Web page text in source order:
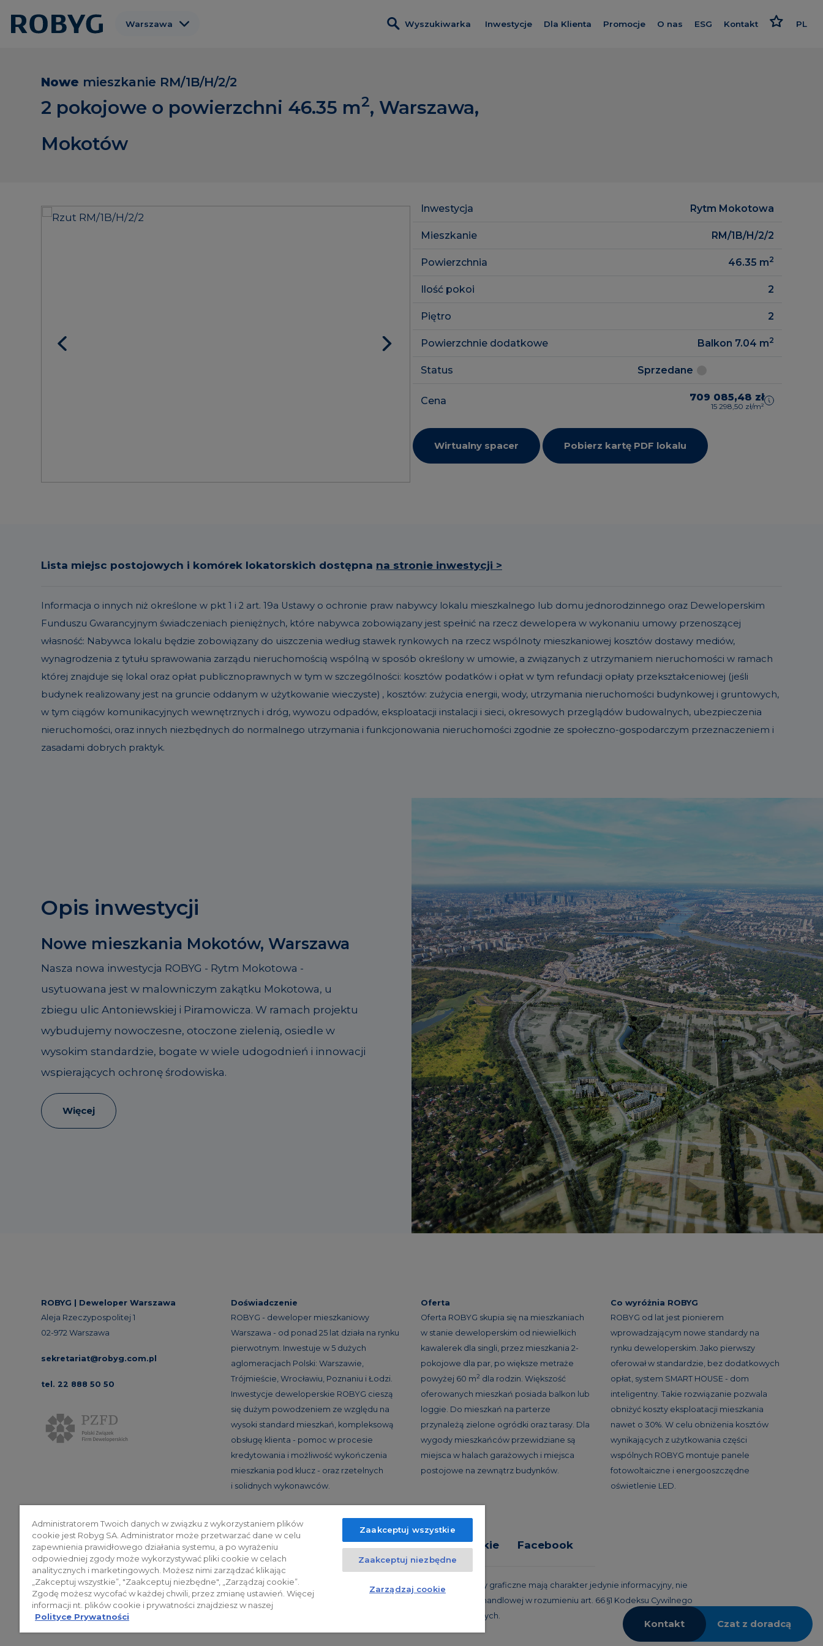
Warszawa
Wrocław
Wyszukiwarka Inwestycje Dla Klienta Promocje O nas
Dla inwestora
ESG Kontakt PL
Nowe mieszkanie RM/1B/H/2/2
2 pokojowe o powierzchni 46.35 m2, Warszawa,
Mokotów
Inwestycja Rytm Mokotowa
Mieszkanie RM/1B/H/2/2
Powierzchnia 46.35 m2
Ilość pokoi 2
Piętro 2
Powierzchnie dodatkowe Balkon 7.04 m2
Status Sprzedane
Cena 709 085,48 zł
15 298,50 zł/m²
Wirtualny spacer Pobierz kartę PDF lokalu
Lista miejsc postojowych i komórek lokatorskich dostępna na stronie inwestycji >
Informacja o innych niż określone w pkt 1 i 2 art. 19a Ustawy o ochronie praw nabywcy lokalu mieszkalnego lub domu jednorodzinnego oraz Deweloperskim
Funduszu Gwarancyjnym świadczeniach pieniężnych, które nabywca zobowiązany jest spełnić na rzecz dewelopera w wykonaniu umowy przenoszącej
własność: Nabywca lokalu będzie zobowiązany do uiszczenia według stawek rynkowych na rzecz wspólnoty mieszkaniowej kosztów dostawy mediów,
wynagrodzenia z tytułu sprawowania zarządu nieruchomością wspólną w sposób określony w umowie, a związanych z utrzymaniem nieruchomości w ramach
której znajduje się lokal oraz opłat publicznoprawnych w tym w szczególności: kosztów podatków i opłat w tym refundacji opłaty przekształceniowej (jeśli
budynek realizowany jest na gruncie oddanym w użytkowanie wieczyste) , kosztów: zużycia energii, wody, utrzymania nieruchomości budynkowej i gruntowych,
w tym ciągów komunikacyjnych wewnętrznych i dróg, wywozu odpadów, eksploatacji instalacji i sieci, okresowych przeglądów budowalnych, ubezpieczenia
nieruchomości, oraz innych niezbędnych do normalnego utrzymania i funkcjonowania nieruchomości zgodnie ze społeczno-gospodarczym przeznaczeniem i
zasadami dobrych praktyk.
Opis inwestycji
Nowe mieszkania Mokotów, Warszawa
Nasza nowa inwestycja ROBYG - Rytm Mokotowa -
usytuowana jest w malowniczym zakątku Mokotowa, u
zbiegu ulic Antoniewskiej i Piramowicza. W ramach projektu
wybudujemy nowoczesne, otoczone zielenią, osiedle w
wysokim standardzie, bogate w wiele udogodnień i innowacji
wspierających ochronę środowiska.
Więcej
ROBYG | Deweloper Warszawa
Aleja Rzeczypospolitej 1
02-972 Warszawa
sekretariat@robyg.com.pl
tel. 22 888 50 50
Doświadczenie
ROBYG - deweloper mieszkaniowy
Warszawa - od ponad 25 lat działa na rynku
pierwotnym. Inwestuje w 5 dużych
aglomeracjach Polski: Warszawie,
Trójmieście, Wrocławiu, Poznaniu i Łodzi.
Inwestycje deweloperskie ROBYG cieszą
się dużym powodzeniem ze względu na
wysoki standard mieszkań, kompleksową
obsługę klienta - pomoc w procesie
kredytowania i możliwość wykończenia
mieszkania pod klucz - oraz rzetelnych
i solidnych wykonawców.
Oferta
Oferta ROBYG skupia się na mieszkaniach
w stanie deweloperskim od niewielkich
kawalerek dla singli, przez mieszkania 2-
pokojowe dla par, po większe metraże
powyżej 60 m2 dla rodzin. Większość
oferowanych mieszkań posiada balkon lub
loggie. Do mieszkań na parterze
przynależą zielone ogródki oraz tarasy. Dla
wygody mieszkańców przewidziane są
miejsca w halach garażowych i miejsca
postojowe na zewnątrz budynków.
Co wyróżnia ROBYG
ROBYG od lat jest pionierem
wprowadzającym nowe standardy na
rynku deweloperskim. Jako pierwszy
oferował w standardzie, bez dodatkowych
opłat, system SMART HOUSE - dom
inteligentny. Takie rozwiązanie pozwala
obniżyć koszty eksploatacji mieszkania
nawet o 30%. W celu obniżenia kosztów
wynikających z użytkowania części
wspólnych ROBYG montuje panele
fotowoltaiczne i energooszczędne
oświetlenie LED.
Polityka prywatności Relacje inwestorskie Facebook
© 2026 ROBYG. Wszystkie prawa zastrzeżone. Powyższa oferta i przedstawione materiały graficzne mają charakter jedynie informacyjny, nie
mogą być traktowane jako ostateczne projekty realizacyjne, nie stanowią również oferty handlowej w rozumieniu art. 66 §1 Kodeksu Cywilnego
oraz innych właściwych przepisów prawnych.
Kontakt Czat z doradcą
Administratorem Twoich danych w związku z wykorzystaniem plików
cookie jest Robyg SA. Administrator może przetwarzać dane w celu
zapewnienia prawidłowego działania systemu, a po wyrażeniu
odpowiedniej zgody może wykorzystywać pliki cookie w celach
analitycznych i marketingowych. Możesz nimi zarządzać klikając
„Zakceptuj wszystkie”, "Zaakceptuj niezbędne", „Zarządzaj cookie”.
Zgodę możesz wycofać w każdej chwili, przez zmianę ustawień. Więcej
informacji nt. plików cookie i prywatności znajdziesz w naszej
Polityce Prywatności
Zaakceptuj wszystkie
Zaakceptuj niezbędne
Zarządzaj cookie